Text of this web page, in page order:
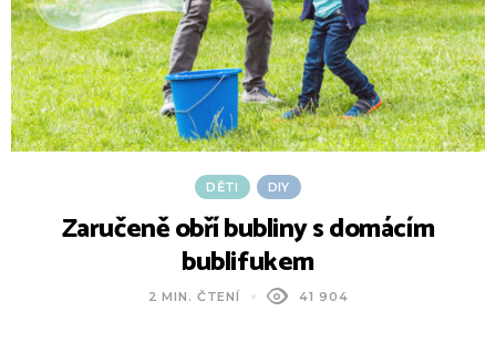
DĚTI DIY
Zaručeně obří bubliny s domácím
bublifukem
2 MIN. ČTENÍ 41 904